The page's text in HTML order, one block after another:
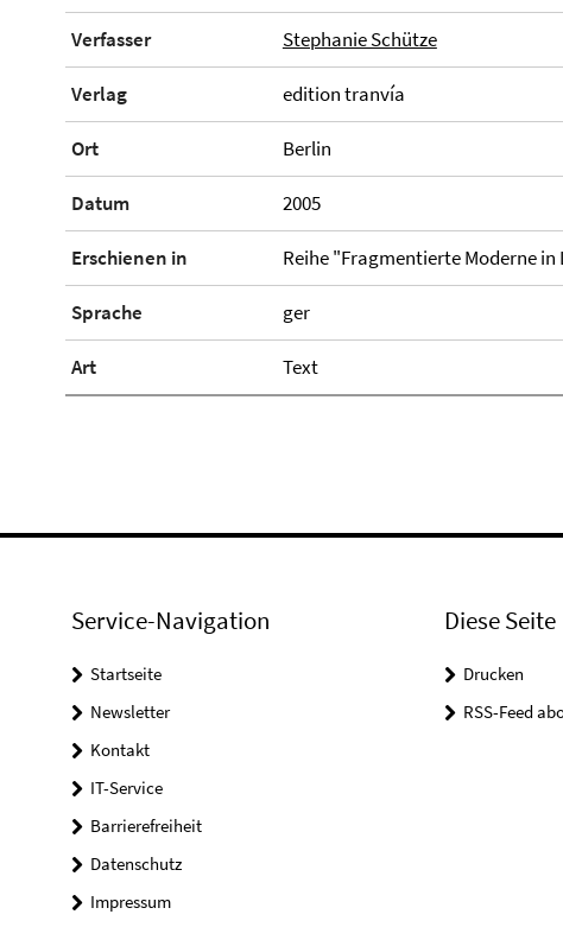
Verfasser Stephanie Schütze
Verlag edition tranvía
Ort Berlin
Datum 2005
Erschienen in Reihe "Fragmentierte Moderne
Sprache ger
Art Text
Service-Navigation
Startseite
Newsletter
Kontakt
IT-Service
Barrierefreiheit
Datenschutz
Impressum
Diese Seite
Drucken
RSS-Feed